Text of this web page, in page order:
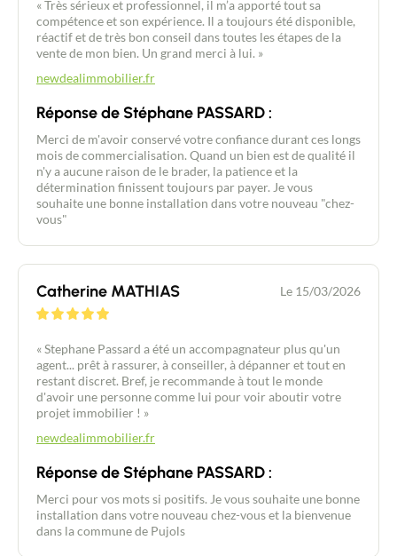
« Très sérieux et professionnel, il m’a apporté tout sa
compétence et son expérience. Il a toujours été disponible,
réactif et de très bon conseil dans toutes les étapes de la
vente de mon bien. Un grand merci à lui. »
newdealimmobilier.fr
Réponse de Stéphane PASSARD :
Merci de m'avoir conservé votre confiance durant ces longs
mois de commercialisation. Quand un bien est de qualité il
n'y a aucune raison de le brader, la patience et la
détermination finissent toujours par payer. Je vous
souhaite une bonne installation dans votre nouveau "chez-
vous"
Catherine MATHIAS Le 15/03/2026
« Stephane Passard a été un accompagnateur plus qu'un
agent... prêt à rassurer, à conseiller, à dépanner et tout en
restant discret. Bref, je recommande à tout le monde
d'avoir une personne comme lui pour voir aboutir votre
projet immobilier ! »
newdealimmobilier.fr
Réponse de Stéphane PASSARD :
Merci pour vos mots si positifs. Je vous souhaite une bonne
installation dans votre nouveau chez-vous et la bienvenue
dans la commune de Pujols